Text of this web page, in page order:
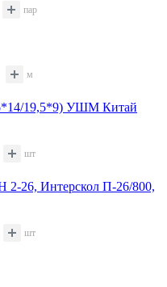
пар
м
19,5*9) УШМ Китай
шт
2-26, Интерскол П-26/800,
шт